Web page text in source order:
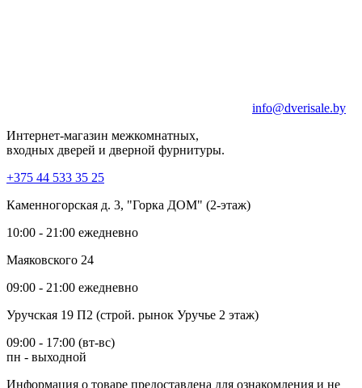
info@dverisale.by
Интернет-магазин межкомнатных,
входных дверей и дверной фурнитуры.
+375 44 533 35 25
Каменногорская д. 3, "Горка ДОМ" (2-этаж)
10:00 - 21:00 ежедневно
Маяковского 24
09:00 - 21:00 ежедневно
Уручская 19 П2 (строй. рынок Уручье 2 этаж)
09:00 - 17:00 (вт-вс)
пн - выходной
Информация о товаре предоставлена для ознакомления и не